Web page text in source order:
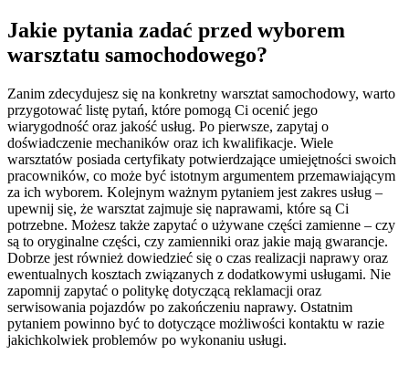
Jakie pytania zadać przed wyborem
warsztatu samochodowego?
Zanim zdecydujesz się na konkretny warsztat samochodowy, warto
przygotować listę pytań, które pomogą Ci ocenić jego
wiarygodność oraz jakość usług. Po pierwsze, zapytaj o
doświadczenie mechaników oraz ich kwalifikacje. Wiele
warsztatów posiada certyfikaty potwierdzające umiejętności swoich
pracowników, co może być istotnym argumentem przemawiającym
za ich wyborem. Kolejnym ważnym pytaniem jest zakres usług –
upewnij się, że warsztat zajmuje się naprawami, które są Ci
potrzebne. Możesz także zapytać o używane części zamienne – czy
są to oryginalne części, czy zamienniki oraz jakie mają gwarancje.
Dobrze jest również dowiedzieć się o czas realizacji naprawy oraz
ewentualnych kosztach związanych z dodatkowymi usługami. Nie
zapomnij zapytać o politykę dotyczącą reklamacji oraz
serwisowania pojazdów po zakończeniu naprawy. Ostatnim
pytaniem powinno być to dotyczące możliwości kontaktu w razie
jakichkolwiek problemów po wykonaniu usługi.